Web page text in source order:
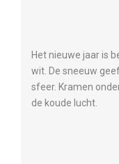
Het nieuwe jaar is
wit. De sneeuw
sfeer. Kramen
de koude lucht.